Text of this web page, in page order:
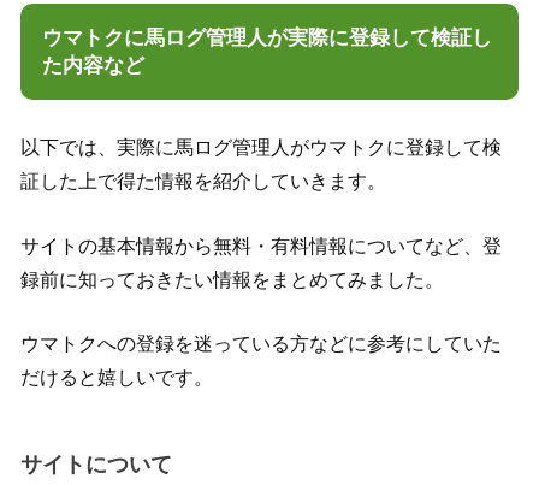
ウマトクに馬ログ管理人が実際に登録して検証し
た内容など
以下では、実際に馬ログ管理人がウマトクに登録して検
証した上で得た情報を紹介していきます。
サイトの基本情報から無料・有料情報についてなど、登
録前に知っておきたい情報をまとめてみました。
ウマトクへの登録を迷っている方などに参考にしていた
だけると嬉しいです。
サイトについて